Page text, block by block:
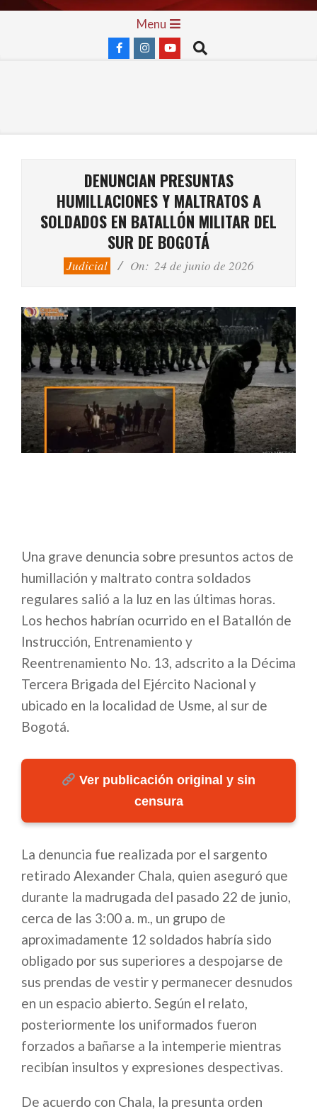
Skip
Menu
Search
DENUNCIAN PRESUNTAS
HUMILLACIONES Y MALTRATOS A
SOLDADOS EN BATALLÓN MILITAR DEL
SUR DE BOGOTÁ
Judicial On: 24 de junio de 2026
Una grave denuncia sobre presuntos actos de
humillación y maltrato contra soldados
regulares salió a la luz en las últimas horas.
Los hechos habrían ocurrido en el Batallón de
Instrucción, Entrenamiento y
Reentrenamiento No. 13, adscrito a la Décima
Tercera Brigada del Ejército Nacional y
ubicado en la localidad de Usme, al sur de
Bogotá.
Ver publicación original y sin
censura
La denuncia fue realizada por el sargento
retirado Alexander Chala, quien aseguró que
durante la madrugada del pasado 22 de junio,
cerca de las 3:00 a. m., un grupo de
aproximadamente 12 soldados habría sido
obligado por sus superiores a despojarse de
sus prendas de vestir y permanecer desnudos
en un espacio abierto. Según el relato,
posteriormente los uniformados fueron
forzados a bañarse a la intemperie mientras
recibían insultos y expresiones despectivas.
De acuerdo con Chala, la presunta orden